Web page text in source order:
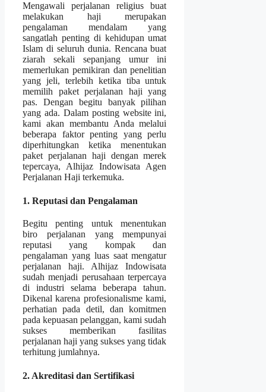
Mengawali perjalanan religius buat
melakukan haji merupakan
pengalaman mendalam yang
sangatlah penting di kehidupan umat
Islam di seluruh dunia. Rencana buat
ziarah sekali sepanjang umur ini
memerlukan pemikiran dan penelitian
yang jeli, terlebih ketika tiba untuk
memilih paket perjalanan haji yang
pas. Dengan begitu banyak pilihan
yang ada. Dalam posting website ini,
kami akan membantu Anda melalui
beberapa faktor penting yang perlu
diperhitungkan ketika menentukan
paket perjalanan haji dengan merek
tepercaya, Alhijaz Indowisata Agen
Perjalanan Haji terkemuka.
1. Reputasi dan Pengalaman
Begitu penting untuk menentukan
biro perjalanan yang mempunyai
reputasi yang kompak dan
pengalaman yang luas saat mengatur
perjalanan haji. Alhijaz Indowisata
sudah menjadi perusahaan terpercaya
di industri selama beberapa tahun.
Dikenal karena profesionalisme kami,
perhatian pada detil, dan komitmen
pada kepuasan pelanggan, kami sudah
sukses memberikan fasilitas
perjalanan haji yang sukses yang tidak
terhitung jumlahnya.
2. Akreditasi dan Sertifikasi